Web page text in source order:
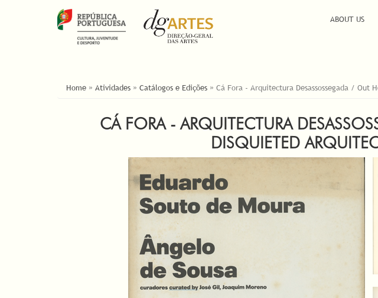
ABOUT US
YOU ARE HERE
Home » Atividades » Catálogos e Edições » Cá Fora - Arquitectura Desassossegada / Out
CÁ FORA - ARQUITECTURA
DISQUIETED